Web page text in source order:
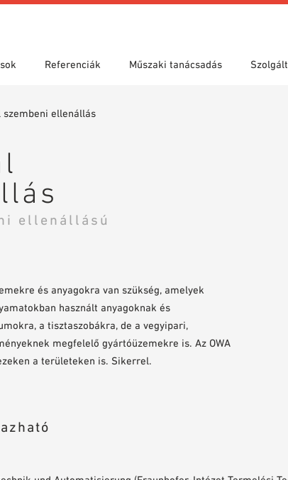
területek
Referenciák Műszaki tanácsadás
szembeni ellenállás
ellenállású
és anyagokra van szükség, amelyek
használt anyagoknak és
a tisztaszobákra, de a vegyipari,
megfelelő gyártóüzemekre is. Az OWA
a területeken is. Sikerrel.